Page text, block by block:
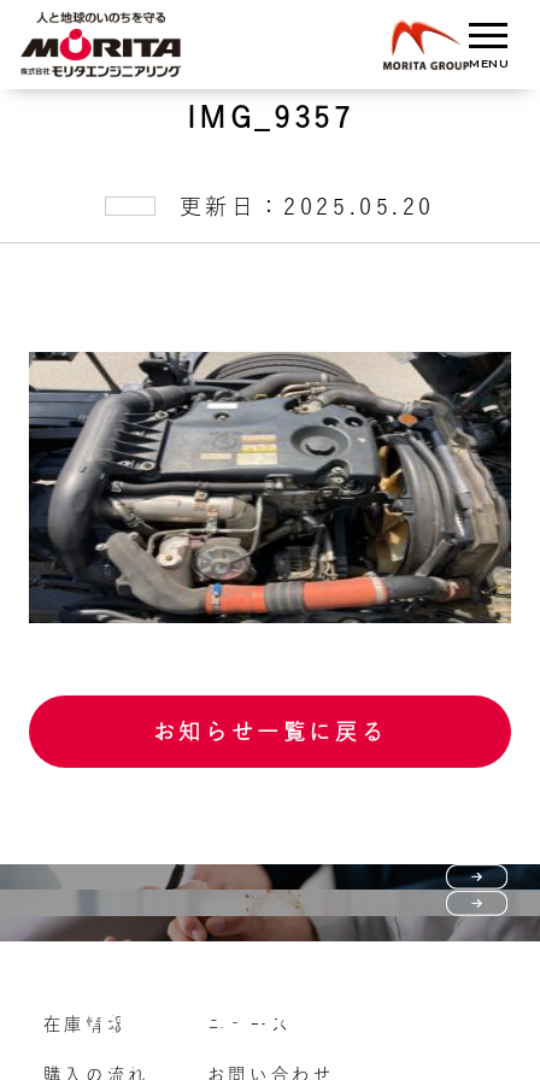
IMG_9357
更新日：2025.05.20
お知らせ一覧に戻る
購入の流れ
よくいただくご質問
Vehicle purchase
車両買い取り
在庫情報
購入の流れ
ニュース
お問い合わせ